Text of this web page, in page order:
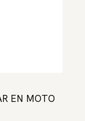
EN MOTO